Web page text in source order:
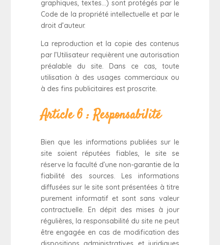
graphiques, textes…) sont protégés par le
Code de la propriété intellectuelle et par le
droit d’auteur.
La reproduction et la copie des contenus
par l’Utilisateur requièrent une autorisation
préalable du site. Dans ce cas, toute
utilisation à des usages commerciaux ou
à des fins publicitaires est proscrite.
Article 6 : Responsabilité
Bien que les informations publiées sur le
site soient réputées fiables, le site se
réserve la faculté d’une non-garantie de la
fiabilité des sources. Les informations
diffusées sur le site sont présentées à titre
purement informatif et sont sans valeur
contractuelle. En dépit des mises à jour
régulières, la responsabilité du site ne peut
être engagée en cas de modification des